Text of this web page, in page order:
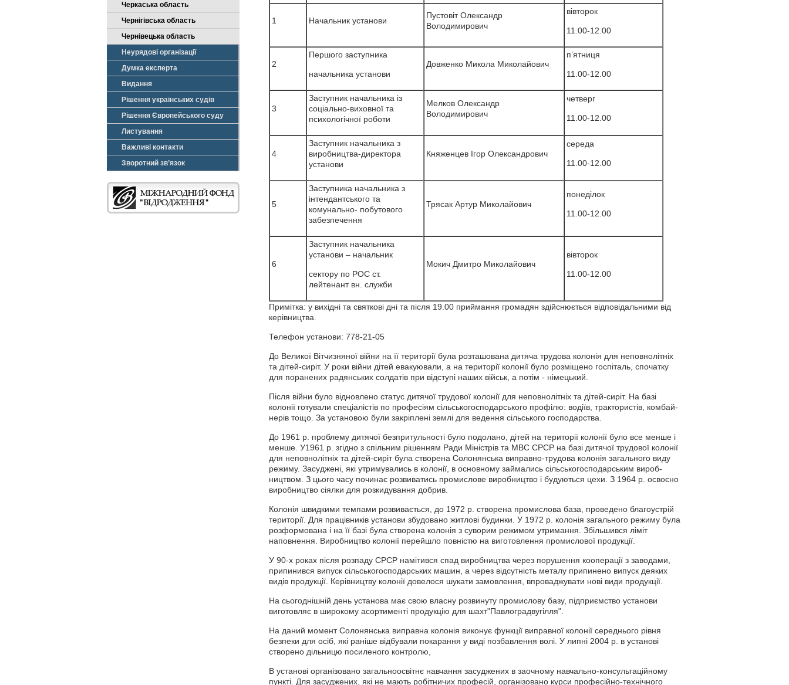
Черкаська область
Чернігівська область
Чернівецька область
Неурядові організації
Думка експерта
Видання
Рішення українських судів
Рішення Європейського суду
Листування
Важливі контакти
Зворотний зв’язок
1 Начальник установи
Пустовіт Олександр
Володимирович
вівторок
11.00-12.00
2
Першого заступника
начальника установи
Довженко Микола Миколайович
п’ятниця
11.00-12.00
3
Заступник начальника із
соціально-виховної та
психологічної роботи
Мелков Олександр
Володимирович
четверг
11.00-12.00
4
Заступник начальника з
виробництва-директора
установи
Княженцев Ігор Олександрович
середа
11.00-12.00
5
Заступника начальника з
інтендантського та
комунально- побутового
забезпечення
Трясак Артур Миколайович
понеділок
11.00-12.00
6
Заступник начальника
установи – начальник
сектору по РОС ст.
лейтенант вн. служби
Мокич Дмитро Миколайович
вівторок
11.00-12.00
Примітка: у вихідні та святкові дні та після 19.00 приймання громадян здійснюється відповідальними від
керівництва.
Телефон установи: 778-21-05
До Великої Вітчизняної війни на її території була розташована дитяча трудова колонія для неповнолітніх
та дітей-сиріт. У роки війни дітей евакуювали, а на території колонії було розміщено госпіталь, спочатку
для поранених радянських солдатів при відступі наших військ, а потім - німецький.
Після війни було відновлено статус дитячої трудової колонії для неповнолітніх та дітей-сиріт. На базі
колонії готували спеціалістів по професіям сільськогосподарського профілю: водіїв, трактористів, комбай­
нерів тощо. За установою були закріплені землі для ведення сільського господарства.
До 1961 р. проблему дитячої безпритульності було подолано, дітей на території колонії було все менше і
менше. У1961 р. згідно з спільним рішенням Ради Міністрів та МВС СРСР на базі дитячої трудової колонії
для неповнолітніх та дітей-сиріт була створена Солонянська виправно-трудова колонія загального виду
режиму. Засуджені, які утримувались в колонії, в основному займались сільськогосподарським вироб­
ництвом. З цього часу починає розвиватись промислове виробництво і будуються цехи. З 1964 р. освоєно
виробництво сіялки для розкидування добрив.
Колонія швидкими темпами розвивається, до 1972 р. створена промислова база, проведено благоустрій
території. Для працівників установи збудовано житлові будинки. У 1972 р. колонія загального режиму була
розформована і на її базі була створена колонія з суворим режимом утримання. Збільшився ліміт
наповнення. Виробництво колонії перейшло повністю на виготовлення промислової продукції.
У 90-х роках після розпаду СРСР намітився спад виробництва через порушення кооперації з заводами,
припинився випуск сільськогосподарських машин, а через відсутність металу припинено випуск деяких
видів продукції. Керівництву колонії довелося шукати замовлення, впроваджувати нові види продукції.
На сьогоднішній день установа має свою власну розвинуту промислову базу, підприємство установи
виготовляє в широкому асортименті продукцію для шахт"Павлоградвугілля".
На даний момент Солонянська виправна колонія виконує функції виправної колонії середнього рівня
безпеки для осіб, які раніше відбували покарання у виді позбавлення волі. У липні 2004 р. в установі
створено дільницю посиленого контролю,
В установі організовано загальноосвітнє навчання засуджених в заочному навчально-консультаційному
пункті. Для засуджених, які не мають робітничих професій, організовано курси професійно-технічного